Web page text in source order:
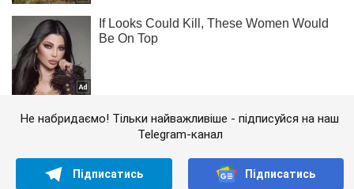
Не набридаємо! Тільки найважливіше - підписуйся на наш
Telegram-канал
Підписатись Підписатись